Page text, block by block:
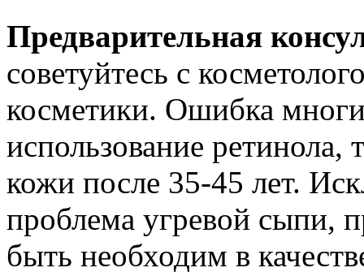
Предварительная
советуйтесь с
косметики. Ошибка
использование ретинола,
кожи после 35-45 лет.
проблема угревой сыпи,
быть необходим в